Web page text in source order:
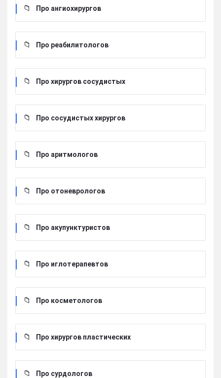
Про ангиохирургов
Про реабилитологов
Про хирургов сосудистых
Про сосудистых хирургов
Про аритмологов
Про отоневрологов
Про акупунктуристов
Про иглотерапевтов
Про косметологов
Про хирургов пластических
Про сурдологов